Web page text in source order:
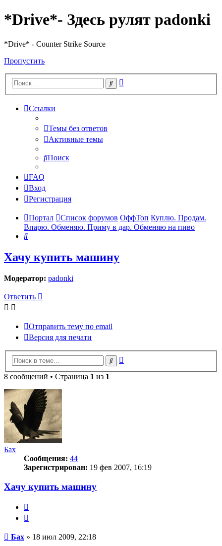
*Drive*- Здесь рулят padonki
*Drive* - Counter Strike Source
Пропустить
Поиск
Ссылки
Темы без ответов
Активные темы
Поиск
FAQ
Вход
Регистрация
Портал Список форумов ОффТоп Куплю. Продам.
Впарю. Обменяю. Приму в дар. Обменяю на пиво
Поиск
Хачу купить машину
Модератор: padonki
Ответить
Отправить тему по email
Версия для печати
Поиск
8 сообщений • Страница 1 из 1
Бах
Сообщения: 44
Зарегистрирован: 19 фев 2007, 16:19
Хачу купить машину
Сообщение
Бах » 18 июл 2009, 22:18